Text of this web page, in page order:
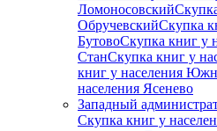
Ломоносовский
ОбручевскийСкупка
БутовоСкупка книг у
СтанСкупка книг у
книг у населения
населения Ясенево
Западный
Скупка книг у